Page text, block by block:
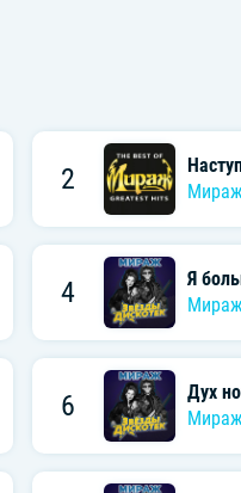
2
Мираж
4
Я
Мираж
6
Дух
Мираж